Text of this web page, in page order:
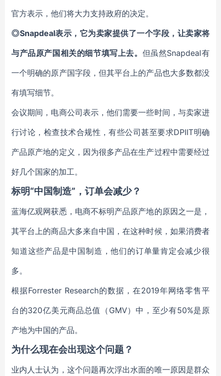
官方表示，他们将大力支持政府的决定。
◎Snapdeal表示，它为卖家提供了一个字段，让卖家将
与产品原产国相关的细节填写上去。 但虽然Snapdeal有
一个明确的原产国字段，但其平台上的产品也大多数都没
有填写细节。
会议期间，电商公司表示，他们需要一些时间，与卖家进
行讨论，检查技术合规性，有些公司甚至要求DPIIT明确
产品原产地的定义，因为很多产品在生产过程中需要经过
好几个国家的加工。
标明“中国制造”，订单会减少？
蓝海亿观网获悉，电商不标明产品原产地的原因之一是，
其平台上的商品大多来自中国，在这种时候，如果消费者
知道这些产品是中国制造，他们的订单量肯定会减少很
多。
根据Forrester Research的数据，在2019年网络零售平
台的320亿美元商品总值（GMV）中，至少有50%是原
产地为中国的产品。
为什么现在会出现这个问题？
业内人士认为，这个问题再次浮出水面的唯一原因是群众